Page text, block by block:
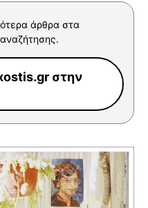
άρθρα στα
στην